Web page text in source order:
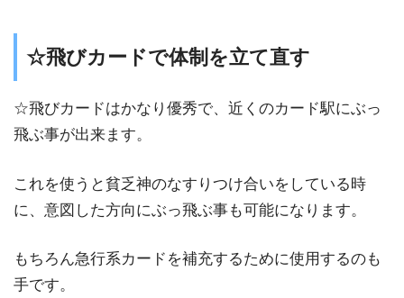
☆飛びカードで体制を立て直す
☆飛びカードはかなり優秀で、近くのカード駅にぶっ
飛ぶ事が出来ます。
これを使うと貧乏神のなすりつけ合いをしている時
に、意図した方向にぶっ飛ぶ事も可能になります。
もちろん急行系カードを補充するために使用するのも
手です。